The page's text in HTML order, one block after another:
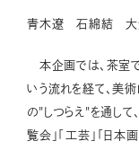
青木遼 石綿結 大
本企画では、茶室
いう流れを経て、美
の"しつらえ"を通し
覧会」「工芸」「日本